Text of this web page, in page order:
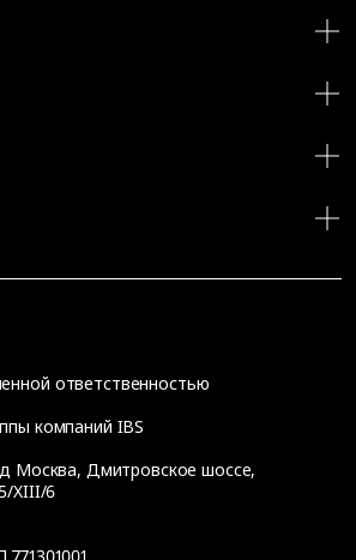
ответственностью
компаний IBS
Москва, Дмитровское шоссе,
XIII/6